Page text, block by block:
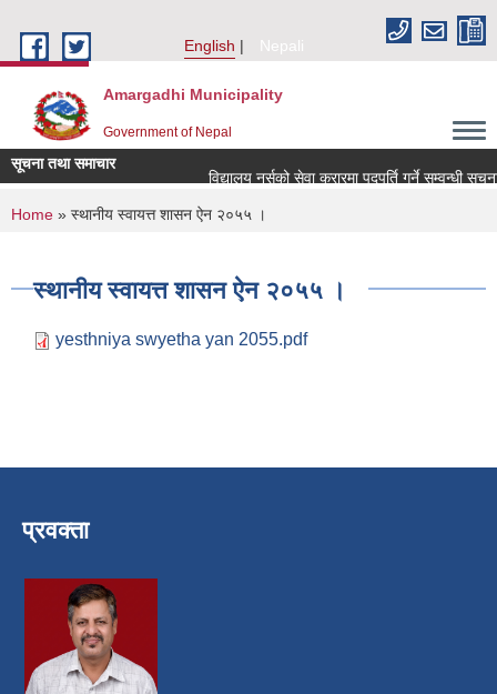
English
Nepali
Amargadhi Municipality
Government of Nepal
सूचना तथा समाचार
विद्यालय नर्सको सेवा करारमा पदपूर्ति गर्ने सम्वन्धी
You are here
Home » स्थानीय स्वायत्त शासन ऐन २०५५ ।
स्थानीय स्वायत्त शासन ऐन २०५५ ।
yesthniya swyetha yan 2055.pdf
प्रवक्ता